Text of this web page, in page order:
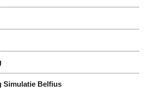
Simulatie Belfius